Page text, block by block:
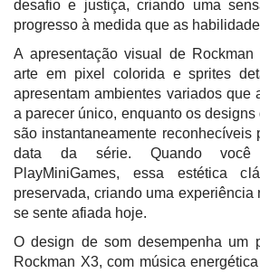
desafio e justiça, criando uma
progresso à medida que as
A apresentação visual de
arte em pixel colorida e sprites
apresentam ambientes variados que
a parecer único, enquanto os
são instantaneamente reconhecíveis
data da série. Quando
PlayMiniGames, essa estética
preservada, criando uma experiência
se sente afiada hoje.
O design de som desempenha um
Rockman X3, com música